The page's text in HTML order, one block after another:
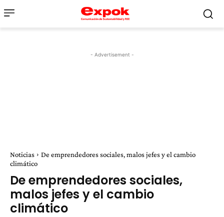
- Advertisement -
Noticias
De emprendedores sociales, malos jefes y el cambio
climático
De emprendedores sociales,
malos jefes y el cambio
climático